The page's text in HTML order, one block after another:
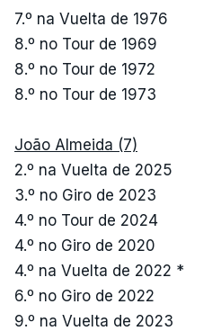
7.º na Vuelta de 1976
8.º no Tour de 1969
8.º no Tour de 1972
8.º no Tour de 1973
João Almeida (7)
2.º na Vuelta de 2025
3.º no Giro de 2023
4.º no Tour de 2024
4.º no Giro de 2020
4.º na Vuelta de 2022 *
6.º no Giro de 2022
9.º na Vuelta de 2023